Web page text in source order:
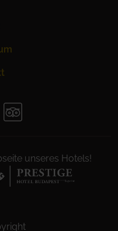
unseres Hotels!